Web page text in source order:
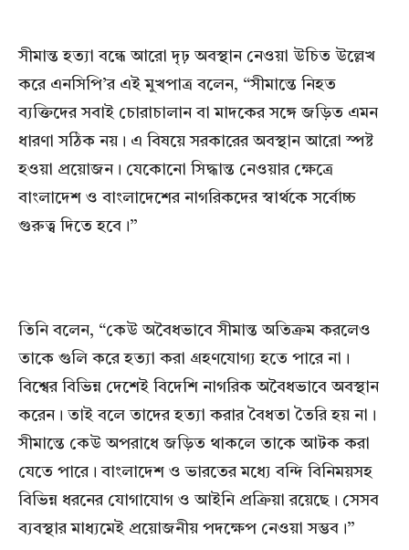
সীমান্ত হত্যা বন্ধে আরো দৃঢ় অবস্থান নেওয়া উচিত উল্লেখ
করে এনসিপি’র এই মুখপাত্র বলেন, “সীমান্তে নিহত
ব্যক্তিদের সবাই চোরাচালান বা মাদকের সঙ্গে জড়িত এমন
ধারণা সঠিক নয়। এ বিষয়ে সরকারের অবস্থান আরো স্পষ্ট
হওয়া প্রয়োজন। যেকোনো সিদ্ধান্ত নেওয়ার ক্ষেত্রে
বাংলাদেশ ও বাংলাদেশের নাগরিকদের স্বার্থকে সর্বোচ্চ
গুরুত্ব দিতে হবে।”
তিনি বলেন, “কেউ অবৈধভাবে সীমান্ত অতিক্রম করলেও
তাকে গুলি করে হত্যা করা গ্রহণযোগ্য হতে পারে না।
বিশ্বের বিভিন্ন দেশেই বিদেশি নাগরিক অবৈধভাবে অবস্থান
করেন। তাই বলে তাদের হত্যা করার বৈধতা তৈরি হয় না।
সীমান্তে কেউ অপরাধে জড়িত থাকলে তাকে আটক করা
যেতে পারে। বাংলাদেশ ও ভারতের মধ্যে বন্দি বিনিময়সহ
বিভিন্ন ধরনের যোগাযোগ ও আইনি প্রক্রিয়া রয়েছে। সেসব
ব্যবস্থার মাধ্যমেই প্রয়োজনীয় পদক্ষেপ নেওয়া সম্ভব।”